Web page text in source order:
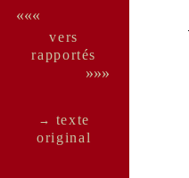
«««
vers
rappor­tés
»»»
→ texte
ori­ginal